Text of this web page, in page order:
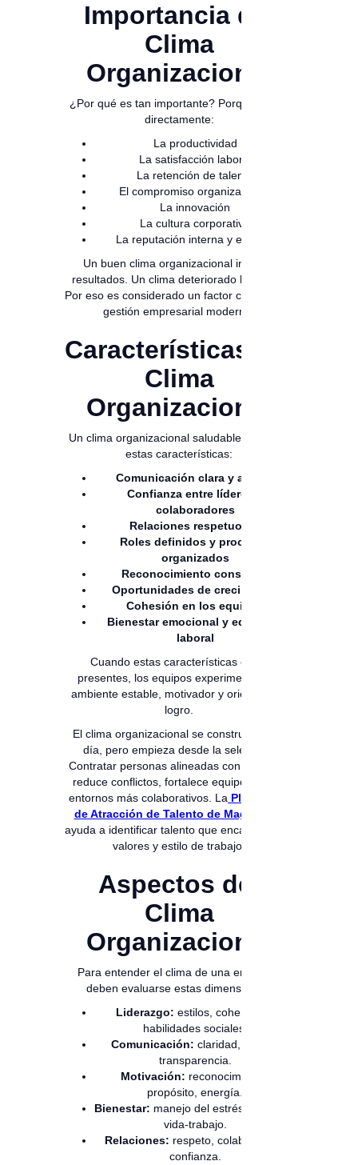
Importancia del
Clima
Organizacional
¿Por qué es tan importante? Porque afecta
directamente:
La productividad
La satisfacción laboral
La retención de talento
El compromiso organizacional
La innovación
La cultura corporativa
La reputación interna y externa
Un buen clima organizacional impulsa
resultados. Un clima deteriorado los frena.
Por eso es considerado un factor crítico en la
gestión empresarial moderna.
Características del
Clima
Organizacional
Un clima organizacional saludable presenta
estas características:
Comunicación clara y abierta
Confianza entre líderes y
colaboradores
Relaciones respetuosas
Roles definidos y procesos
organizados
Reconocimiento constante
Oportunidades de crecimiento
Cohesión en los equipos
Bienestar emocional y equilibrio
laboral
Cuando estas características están
presentes, los equipos experimentan un
ambiente estable, motivador y orientado al
logro.
El clima organizacional se construye día a
día, pero empieza desde la selección.
Contratar personas alineadas con la cultura
reduce conflictos, fortalece equipos y crea
entornos más colaborativos. La Plataforma
de Atracción de Talento de Magneto
ayuda a identificar talento que encaja con tus
valores y estilo de trabajo.
Aspectos del
Clima
Organizacional
Para entender el clima de una empresa,
deben evaluarse estas dimensiones:
Liderazgo: estilos, coherencia,
habilidades sociales.
Comunicación: claridad, fluidez,
transparencia.
Motivación: reconocimiento,
propósito, energía.
Bienestar: manejo del estrés, equilibrio
vida-trabajo.
Relaciones: respeto, colaboración,
confianza.